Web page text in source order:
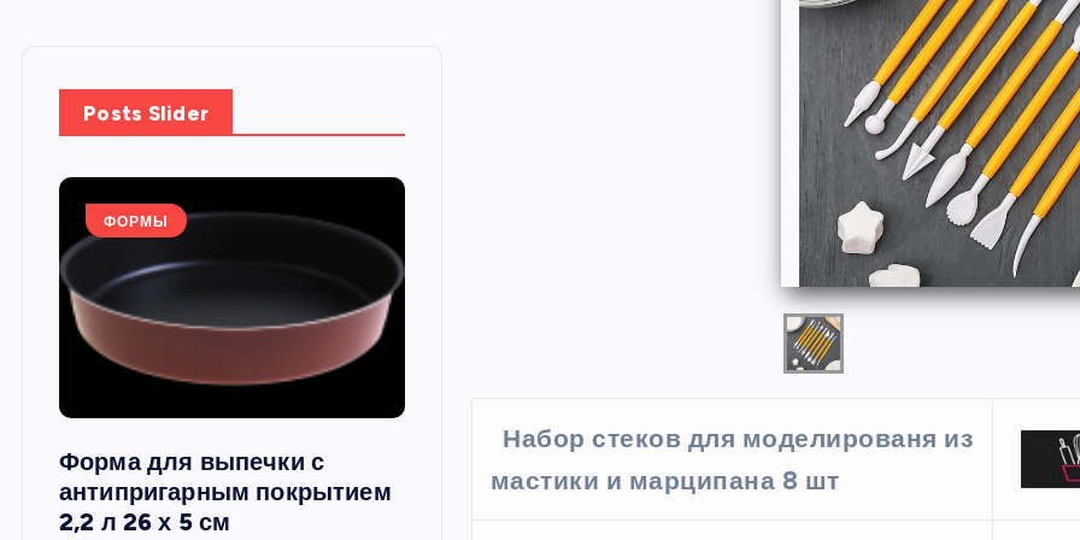
Posts Slider
ФОРМЫ
Форма для выпечки с
антипригарным покрытием
2,2 л 26 х 5 см
Силиконовая форма
круглая, 22 х 6 см
ФОРМЫ
Силиконовая форма для
выпечки 9 ячеек,
Набор стеков для моделированя из
мастики и марципана 8 шт